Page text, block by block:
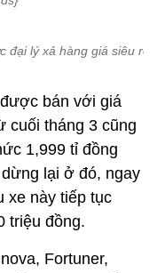
đại lý xả hàng giá siêu rẻ.
bán với giá
cuối tháng 3 cũng
1,999 tỉ đồng
lại ở đó, ngay
xe này tiếp tục
triệu đồng.
Fortuner,